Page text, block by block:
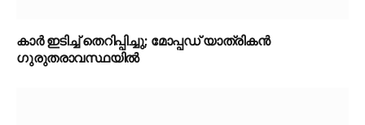
കാർ ഇടിച്ച് തെറിപ്പിച്ചു; മോപ്പഡ് യാത്രികൻ
ഗുരുതരാവസ്ഥയിൽ